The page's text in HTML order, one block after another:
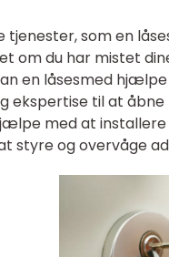
som en
om du har mistet
en låsesmed
til at åbne
med at
styre og overvåge